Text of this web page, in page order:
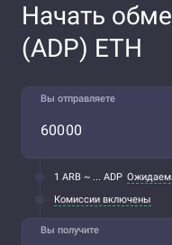
Начать
(ADP) ETH
Вы отправляете
1 ARB ~ ... ADP
Комиссии включены
Вы получите